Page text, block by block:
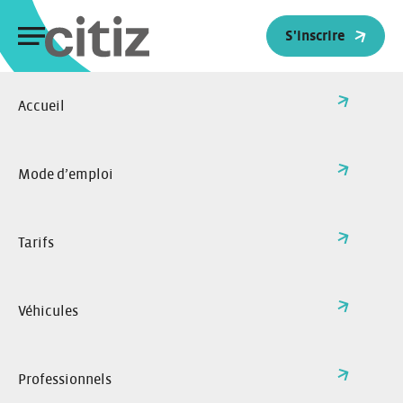
S'inscrire
Accueil
Mode d’emploi
Tarifs
Véhicules
Professionnels
Retour à l'accueil
> Actualités
Panneau de gestion des cookies